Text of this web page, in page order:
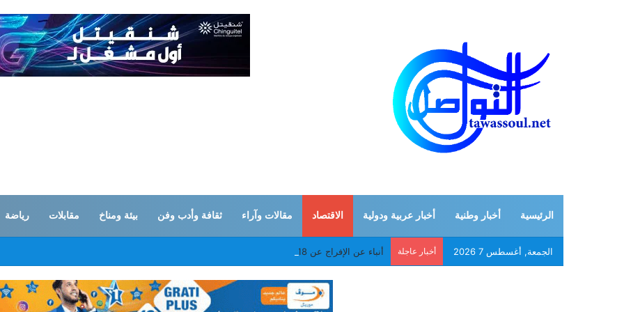
الرئيسية أخبار وطنية أخبار عربية ودولية الاقتصاد مقالات وآراء ثقافة وأدب وفن بيئة ومناخ مقابلات رياضة
الجمعة, أغسطس 7 2026 أخبار عاجلة أنباء عن الإفراج عن 18 مواطنا موريتانيا كانوا محتجزين في مالي من أصل 20 مواطنا